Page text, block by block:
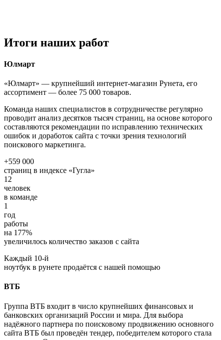
Итоги наших работ
Юлмарт
«Юлмарт» — крупнейший интернет-магазин Рунета, его
ассортимент — более 75 000 товаров.
Команда наших специалистов в сотрудничестве регулярно
проводит анализ десятков тысяч страниц, на основе которого
составляются рекомендации по исправлению технических
ошибок и доработок сайта с точки зрения технологий
поискового маркетинга.
+559 000
страниц в индексе «Гугла»
12
человек
в команде
1
год
работы
на 177%
увеличилось количество заказов с сайта
Каждый 10-й
ноутбук в рунете продаётся с нашей помощью
ВТБ
Группа ВТБ входит в число крупнейших финансовых и
банковских организаций России и мира. Для выбора
надёжного партнера по поисковому продвижению основного
сайта ВТБ был проведён тендер, победителем которого стала